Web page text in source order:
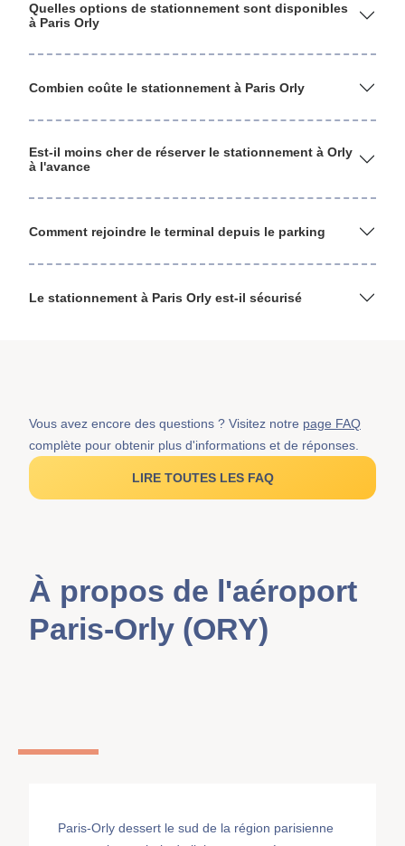
Quelles options de stationnement sont disponibles
à Paris Orly
Combien coûte le stationnement à Paris Orly
Est-il moins cher de réserver le stationnement à Orly
à l'avance
Comment rejoindre le terminal depuis le parking
Le stationnement à Paris Orly est-il sécurisé
Vous avez encore des questions ? Visitez notre page FAQ
complète pour obtenir plus d'informations et de réponses.
LIRE TOUTES LES FAQ
À propos de l'aéroport
Paris-Orly (ORY)
Paris-Orly dessert le sud de la région parisienne